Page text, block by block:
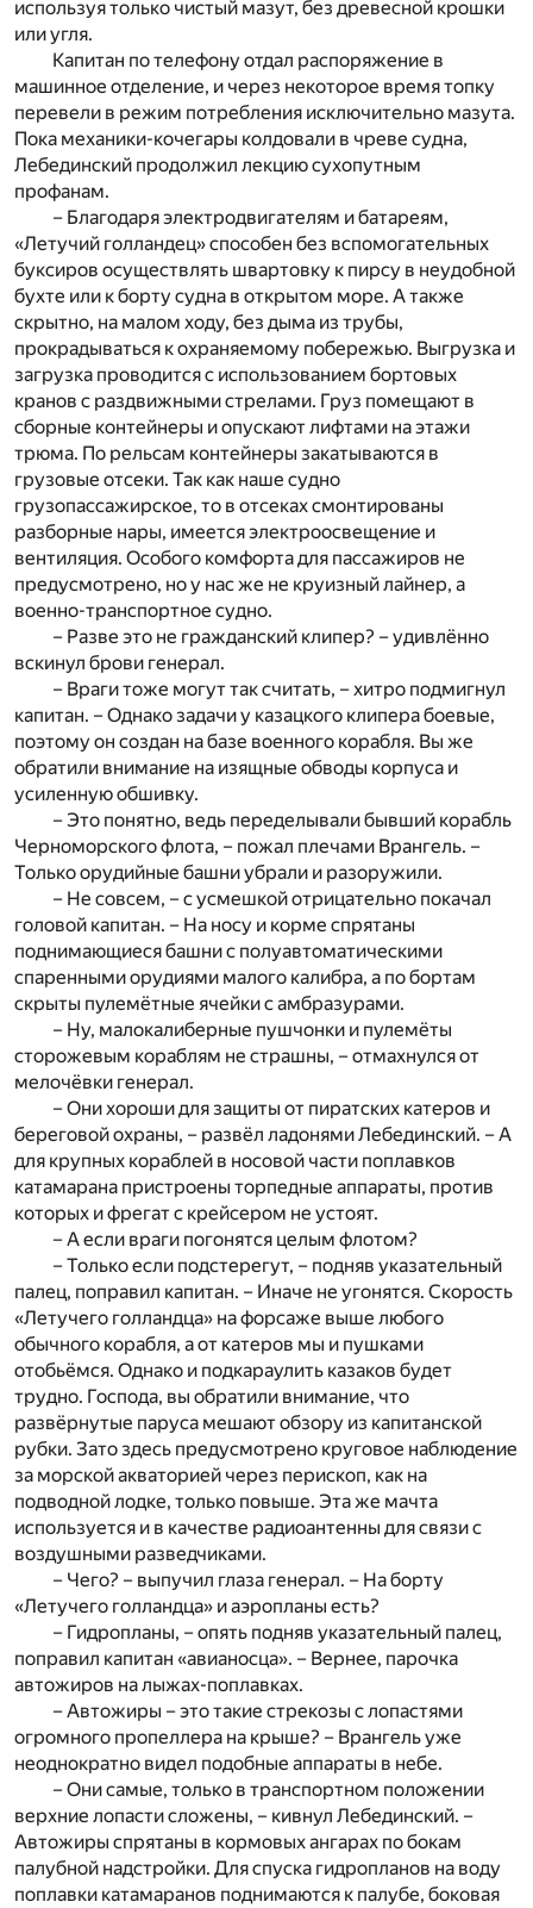
используя только чистый мазут, без древесной крошки
или угля.
Капитан по телефону отдал распоряжение в
машинное отделение, и через некоторое время топку
перевели в режим потребления исключительно мазута.
Пока механики-кочегары колдовали в чреве судна,
Лебединский продолжил лекцию сухопутным
профанам.
– Благодаря электродвигателям и батареям,
«Летучий голландец» способен без вспомогательных
буксиров осуществлять швартовку к пирсу в неудобной
бухте или к борту судна в открытом море. А также
скрытно, на малом ходу, без дыма из трубы,
прокрадываться к охраняемому побережью. Выгрузка и
загрузка проводится с использованием бортовых
кранов с раздвижными стрелами. Груз помещают в
сборные контейнеры и опускают лифтами на этажи
трюма. По рельсам контейнеры закатываются в
грузовые отсеки. Так как наше судно
грузопассажирское, то в отсеках смонтированы
разборные нары, имеется электроосвещение и
вентиляция. Особого комфорта для пассажиров не
предусмотрено, но у нас же не круизный лайнер, а
военно-транспортное судно.
– Разве это не гражданский клипер? – удивлённо
вскинул брови генерал.
– Враги тоже могут так считать, – хитро подмигнул
капитан. – Однако задачи у казацкого клипера боевые,
поэтому он создан на базе военного корабля. Вы же
обратили внимание на изящные обводы корпуса и
усиленную обшивку.
– Это понятно, ведь переделывали бывший корабль
Черноморского флота, – пожал плечами Врангель. –
Только орудийные башни убрали и разоружили.
– Не совсем, – с усмешкой отрицательно покачал
головой капитан. – На носу и корме спрятаны
поднимающиеся башни с полуавтоматическими
спаренными орудиями малого калибра, а по бортам
скрыты пулемётные ячейки с амбразурами.
– Ну, малокалиберные пушчонки и пулемёты
сторожевым кораблям не страшны, – отмахнулся от
мелочёвки генерал.
– Они хороши для защиты от пиратских катеров и
береговой охраны, – развёл ладонями Лебединский. – А
для крупных кораблей в носовой части поплавков
катамарана пристроены торпедные аппараты, против
которых и фрегат с крейсером не устоят.
– А если враги погонятся целым флотом?
– Только если подстерегут, – подняв указательный
палец, поправил капитан. – Иначе не угонятся. Скорость
«Летучего голландца» на форсаже выше любого
обычного корабля, а от катеров мы и пушками
отобьёмся. Однако и подкараулить казаков будет
трудно. Господа, вы обратили внимание, что
развёрнутые паруса мешают обзору из капитанской
рубки. Зато здесь предусмотрено круговое наблюдение
за морской акваторией через перископ, как на
подводной лодке, только повыше. Эта же мачта
используется и в качестве радиоантенны для связи с
воздушными разведчиками.
– Чего? – выпучил глаза генерал. – На борту
«Летучего голландца» и аэропланы есть?
– Гидропланы, – опять подняв указательный палец,
поправил капитан «авианосца». – Вернее, парочка
автожиров на лыжах-поплавках.
– Автожиры – это такие стрекозы с лопастями
огромного пропеллера на крыше? – Врангель уже
неоднократно видел подобные аппараты в небе.
– Они самые, только в транспортном положении
верхние лопасти сложены, – кивнул Лебединский. –
Автожиры спрятаны в кормовых ангарах по бокам
палубной надстройки. Для спуска гидропланов на воду
поплавки катамаранов поднимаются к палубе, боковая